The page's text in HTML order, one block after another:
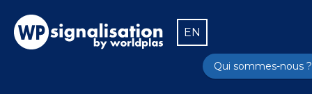
EN
Qui sommes-nous ?